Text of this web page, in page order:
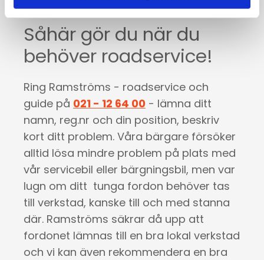
Såhär gör du när du
behöver roadservice!
Ring Ramströms - roadservice och
guide på 021 - 12 64 00 - lämna ditt
namn, reg.nr och din position, beskriv
kort ditt problem. Våra bärgare försöker
alltid lösa mindre problem på plats med
vår servicebil eller bärgningsbil, men var
lugn om ditt tunga fordon behöver tas
till verkstad, kanske till och med stanna
där. Ramströms säkrar då upp att
fordonet lämnas till en bra lokal verkstad
och vi kan även rekommendera en bra